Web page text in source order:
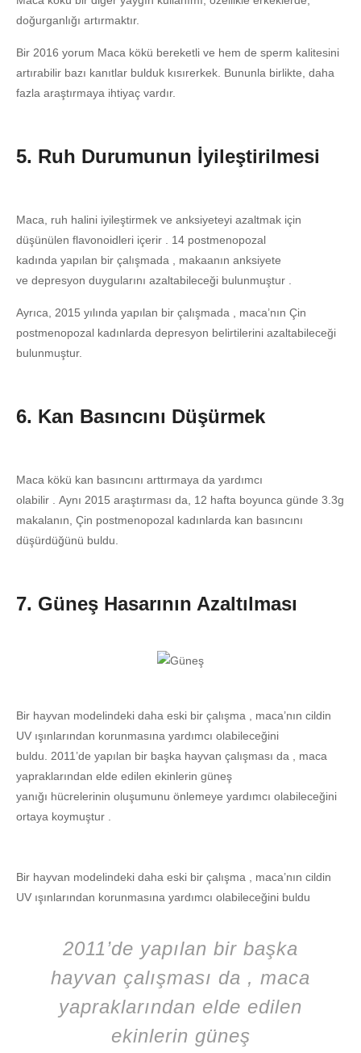
doğurganlığı artırmaktır.
Bir 2016 yorum Maca kökü bereketli ve hem de sperm kalitesini
artırabilir bazı kanıtlar bulduk kısırerkek. Bununla birlikte, daha
fazla araştırmaya ihtiyaç vardır.
5. Ruh Durumunun İyileştirilmesi
Maca, ruh halini iyileştirmek ve anksiyeteyi azaltmak için
düşünülen flavonoidleri içerir . 14 postmenopozal
kadında yapılan bir çalışmada , makaanın anksiyete
ve depresyon duygularını azaltabileceği bulunmuştur .
Ayrıca, 2015 yılında yapılan bir çalışmada , maca’nın Çin
postmenopozal kadınlarda depresyon belirtilerini azaltabileceği
bulunmuştur.
6. Kan Basıncını Düşürmek
Maca kökü kan basıncını arttırmaya da yardımcı
olabilir . Aynı 2015 araştırması da, 12 hafta boyunca günde 3.3g
makalanın, Çin postmenopozal kadınlarda kan basıncını
düşürdüğünü buldu.
7. Güneş Hasarının Azaltılması
Bir hayvan modelindeki daha eski bir çalışma , maca’nın cildin
UV ışınlarından korunmasına yardımcı olabileceğini
buldu. 2011’de yapılan bir başka hayvan çalışması da , maca
yapraklarından elde edilen ekinlerin güneş
yanığı hücrelerinin oluşumunu önlemeye yardımcı olabileceğini
ortaya koymuştur .
Bir hayvan modelindeki daha eski bir çalışma , maca’nın cildin
UV ışınlarından korunmasına yardımcı olabileceğini buldu
2011’de yapılan bir başka
hayvan çalışması da , maca
yapraklarından elde edilen
ekinlerin güneş